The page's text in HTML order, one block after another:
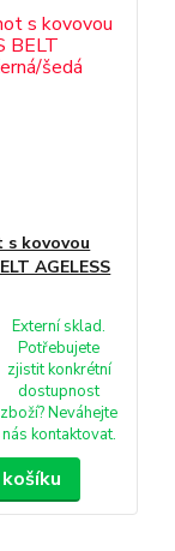
kovovou
AGELESS
Externí sklad.
Potřebujete
zjistit konkrétní
dostupnost
zboží? Neváhejte
nás kontaktovat.